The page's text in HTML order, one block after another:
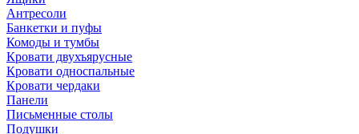
Антресоли
Банкетки и пуфы
Комоды и тумбы
Кровати двухъярусные
Кровати односпальные
Кровати чердаки
Панели
Письменные столы
Подушки